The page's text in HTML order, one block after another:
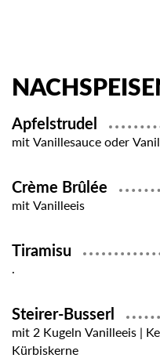
Apfelstrudel
mit Vanillesauce oder
Crème Brûlée
mit Vanilleeis
Tiramisu
.
Steirer-Busserl
mit 2 Kugeln Vanilleeis |
Kürbiskerne